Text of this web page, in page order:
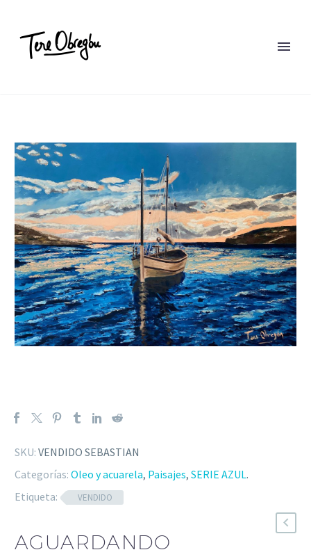
SKU: VENDIDO SEBASTIAN
Categorías: Oleo y acuarela, Paisajes, SERIE AZUL.
Etiqueta:
VENDIDO
AGUARDANDO